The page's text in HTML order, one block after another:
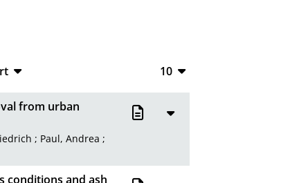
10
10
20
from urban
; Paul, Andrea ;
conditions and ash